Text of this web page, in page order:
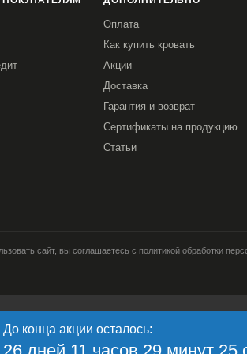
До конца акции осталось:
Оплата
Как купить кровать
Акции
Доставка
Гарантия и возврат
Сертификаты на продукцию
Статьи
сайт, вы соглашаетесь с политикой обработки
язык ОС и
и